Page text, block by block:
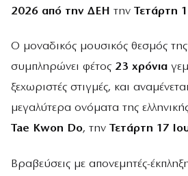
2026 από την ΔΕΗ την Τετάρτη 1
Ο μοναδικός μουσικός θεσμός
συμπληρώνει φέτος 23 χρόνια
ξεχωριστές στιγμές, και
μεγαλύτερα ονόματα της
Tae Kwon Do, την Τετάρτη 17
Βραβεύσεις με απονεμητές-